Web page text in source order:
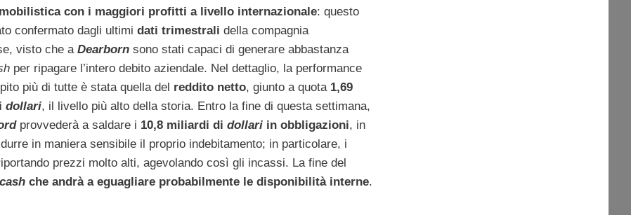
con i maggiori profitti a livello internazionale: questo
confermato dagli ultimi dati trimestrali della compagnia
visto che a Dearbornsono stati capaci di generare abbastanza
per ripagare l’intero debito aziendale. Nel dettaglio, la performance
più di tutte è stata quella del reddito netto, giunto a quota 1,69
dollari, il livello più alto della storia. Entro la fine di questa settimana,
provvederà a saldare i 10,8 miliardi di dollariin obbligazioni, in
in maniera sensibile il proprio indebitamento; in particolare, i
prezzi molto alti, agevolando così gli incassi. La fine del
cash che andrà a eguagliare probabilmente le disponibilità interne.